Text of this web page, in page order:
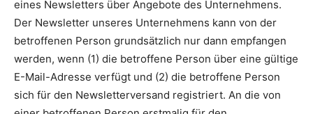
eines Newsletters über Angebote des Unternehmens.
Der Newsletter unseres Unternehmens kann von der
betroffenen Person grundsätzlich nur dann empfangen
werden, wenn (1) die betroffene Person über eine gültige
E-Mail-Adresse verfügt und (2) die betroffene Person
sich für den Newsletterversand registriert. An die von